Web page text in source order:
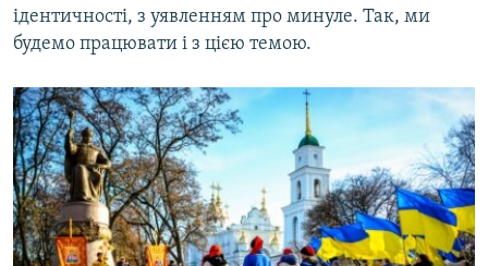
ідентичності, з уявленням про минуле. Так, ми
будемо працювати і з цією темою.